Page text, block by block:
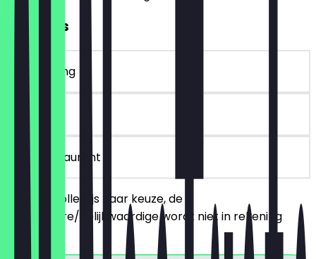
2voor1 Ijs
~€ 4 korting
90 dagen
in het restaurant
Bestel 2 bollen ijs naar keuze, de
goedkopere/gelijkwaardige wordt niet in rekening
gebracht.